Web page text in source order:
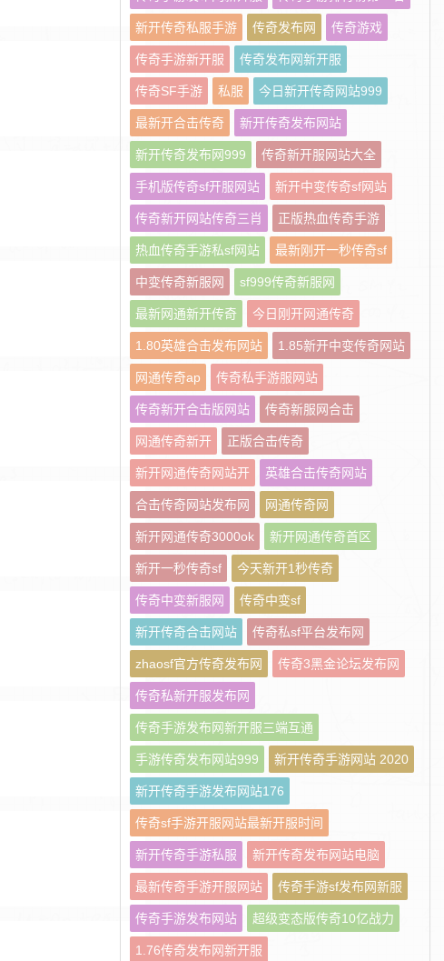
新开传奇私服手游 传奇发布网 传奇游戏
传奇手游新开服 传奇发布网新开服
传奇SF手游 私服 今日新开传奇网站999
最新开合击传奇 新开传奇发布网站
新开传奇发布网999 传奇新开服网站大全
手机版传奇sf开服网站 新开中变传奇sf网站
传奇新开网站传奇三肖 正版热血传奇手游
热血传奇手游私sf网站 最新刚开一秒传奇sf
中变传奇新服网 sf999传奇新服网
最新网通新开传奇 今日刚开网通传奇
1.80英雄合击发布网站 1.85新开中变传奇网站
网通传奇ap 传奇私手游服网站
传奇新开合击版网站 传奇新服网合击
网通传奇新开 正版合击传奇
新开网通传奇网站开 英雄合击传奇网站
合击传奇网站发布网 网通传奇网
新开网通传奇3000ok 新开网通传奇首区
新开一秒传奇sf 今天新开1秒传奇
传奇中变新服网 传奇中变sf
新开传奇合击网站 传奇私sf平台发布网
zhaosf官方传奇发布网 传奇3黑金论坛发布网
传奇私新开服发布网
传奇手游发布网新开服三端互通
手游传奇发布网站999 新开传奇手游网站 2020
新开传奇手游发布网站176
传奇sf手游开服网站最新开服时间
新开传奇手游私服 新开传奇发布网站电脑
最新传奇手游开服网站 传奇手游sf发布网新服
传奇手游发布网站 超级变态版传奇10亿战力
1.76传奇发布网新开服